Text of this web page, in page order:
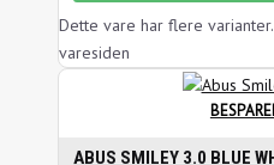
Dette vare har flere
varesiden
ABUS SMILEY 3.0 BLUE